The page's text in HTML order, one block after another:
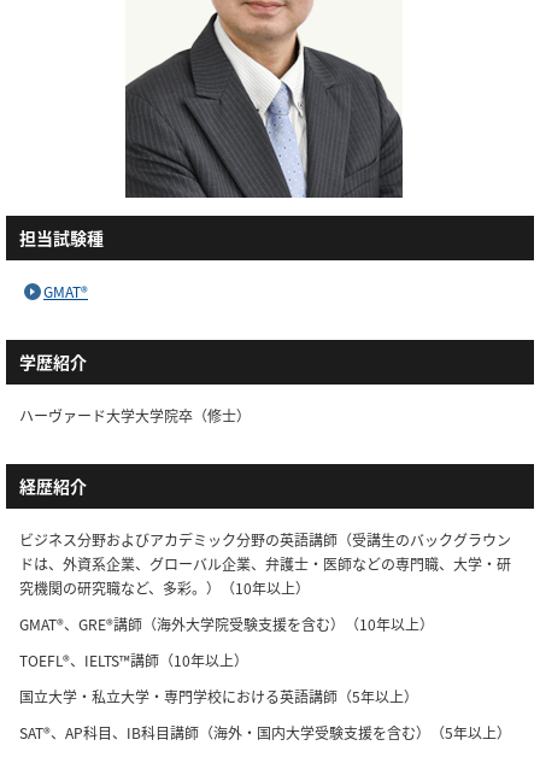
担当試験種
GMAT®
学歴紹介
ハーヴァード大学大学院卒（修士）
経歴紹介
ビジネス分野およびアカデミック分野の英語講師（受講生のバックグラウン
ドは、外資系企業、グローバル企業、弁護士・医師などの専門職、大学・研
究機関の研究職など、多彩。）（10年以上）
GMAT®、GRE®講師（海外大学院受験支援を含む）（10年以上）
TOEFL®、IELTS™講師（10年以上）
国立大学・私立大学・専門学校における英語講師（5年以上）
SAT®、AP科目、IB科目講師（海外・国内大学受験支援を含む）（5年以上）